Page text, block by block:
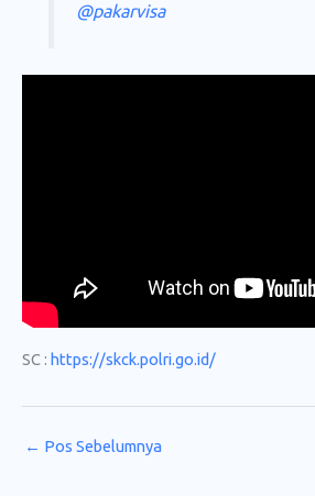
@pakarvisa
SC : https://skck.polri.go.id/
← Pos Sebelumnya